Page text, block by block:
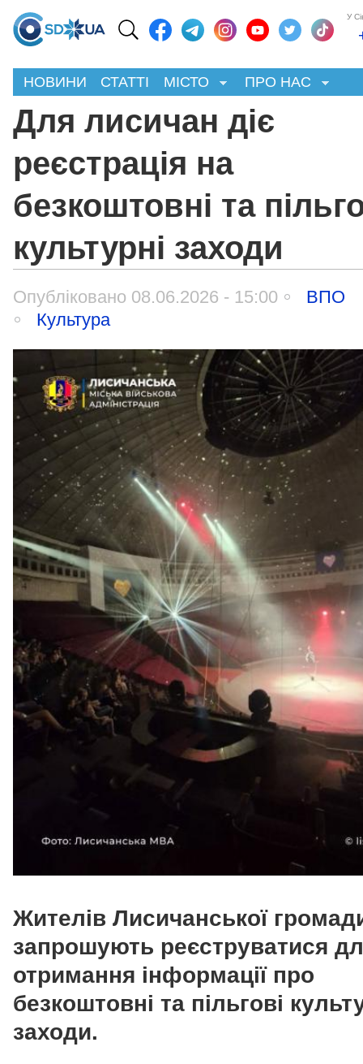
У
НОВИНИ СТАТТІ МІСТО ПРО НАС
Для лисичан діє
реєстрація на
безкоштовні та
культурні заходи
Опубліковано 08.06.2026 - 15:00
ВПО
Культура
Жителів Лисичанської
запрошують реєструватися
отримання інформації про
безкоштовні та пільгові
заходи.